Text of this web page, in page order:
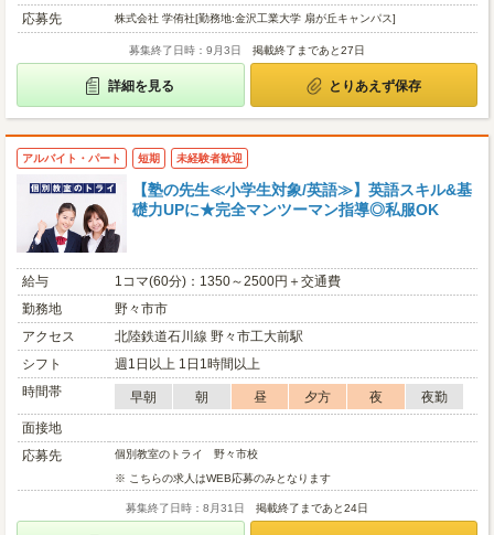
応募先
株式会社 学侑社[勤務地:金沢工業大学 扇が丘キャンパス]
募集終了日時：9月3日 掲載終了まであと27日
詳細を見る とりあえず保存
アルバイト・パート 短期 未経験者歓迎
【塾の先生≪小学生対象/英語≫】英語スキル&基
礎力UPに★完全マンツーマン指導◎私服OK
給与
1コマ(60分)：1350～2500円＋交通費
勤務地
野々市市
アクセス
北陸鉄道石川線 野々市工大前駅
シフト
週1日以上 1日1時間以上
時間帯
早朝 朝 昼 夕方 夜
夜勤
面接地
応募先
個別教室のトライ 野々市校
※ こちらの求人はWEB応募のみとなります
募集終了日時：8月31日 掲載終了まであと24日